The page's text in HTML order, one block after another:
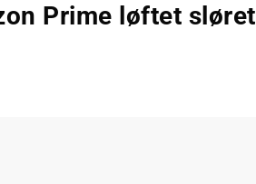
Prime løftet sløret